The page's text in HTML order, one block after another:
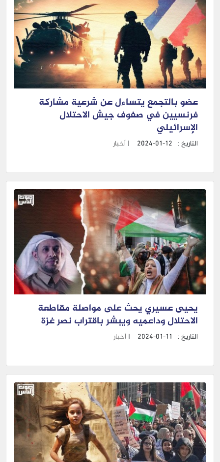
عضو بالتجمع يتساءل عن شرعية مشاركة
فرنسيين في صفوف جيش الاحتلال
الإسرائيلي
التاريخ : 2024-01-12
| أخبار
يحيى عسيري يحث على مواصلة مقاطعة
الاحتلال وداعميه ويبشر باقتراب نصر غزة
التاريخ : 2024-01-11
| أخبار